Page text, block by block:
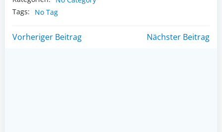
Tags:
No Tag
Post
Vorheriger Beitrag
PostNächster Beitrag